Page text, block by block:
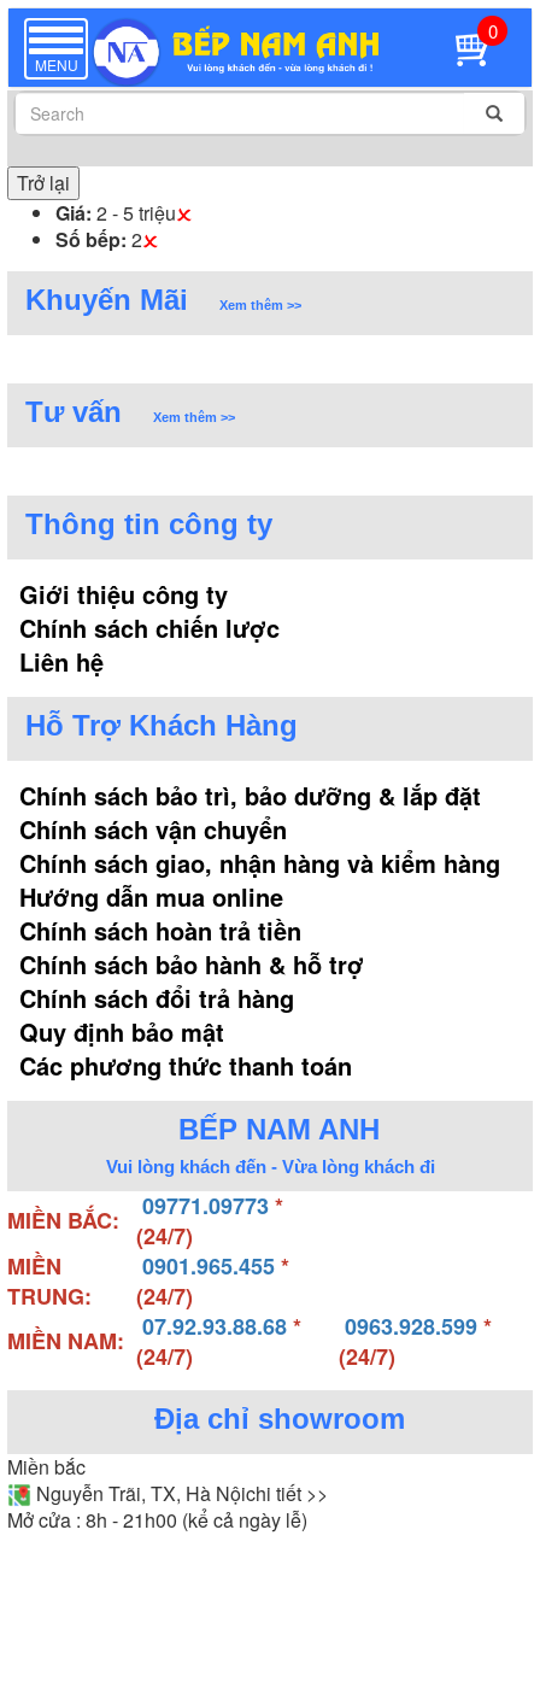
TOGGLE
NAVIGATION
MENU
0
Trở lại
Giá: 2 - 5 triệu
Số bếp: 2
Khuyến Mãi Xem thêm >>
Tư vấn Xem thêm >>
Thông tin công ty
Giới thiệu công ty
Chính sách chiến lược
Liên hệ
Hỗ Trợ Khách Hàng
Chính sách bảo trì, bảo dưỡng & lắp đặt
Chính sách vận chuyển
Chính sách giao, nhận hàng và kiểm hàng
Hướng dẫn mua online
Chính sách hoàn trả tiền
Chính sách bảo hành & hỗ trợ
Chính sách đổi trả hàng
Quy định bảo mật
Các phương thức thanh toán
BẾP NAM ANH
Vui lòng khách đến - Vừa lòng khách đi
MIỀN BẮC: 09771.09773*
(24/7)
MIỀN
TRUNG:
0901.965.455*
(24/7)
MIỀN NAM:
07.92.93.88.68*
(24/7)
0963.928.599*
(24/7)
Địa chỉ showroom
Miền bắc
Nguyễn Trãi, TX, Hà Nộichi tiết >>
Mở cửa : 8h - 21h00 (kể cả ngày lễ)